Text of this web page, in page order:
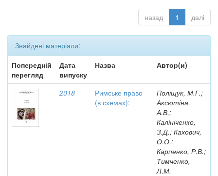
назад 1 далі
Знайдені матеріали:
Попередній
перегляд
Дата
випуску
Назва Автор(и)
2018
Римське право
(в схемах):
Поліщук, М.Г.;
Аксютіна,
А.В.;
Калініченко,
З.Д.; Кахович,
О.О.;
Карпенко, Р.В.;
Тимченко,
Л.М.